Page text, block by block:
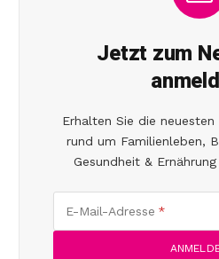
Jetzt zum
Erhalten Sie die
rund um Familienleben,
Gesundheit &
E-Mail-Adresse